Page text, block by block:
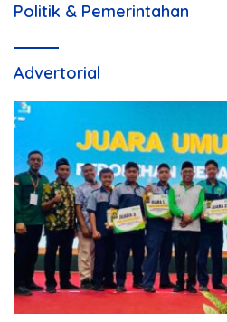
Politik & Pemerintahan
Advertorial